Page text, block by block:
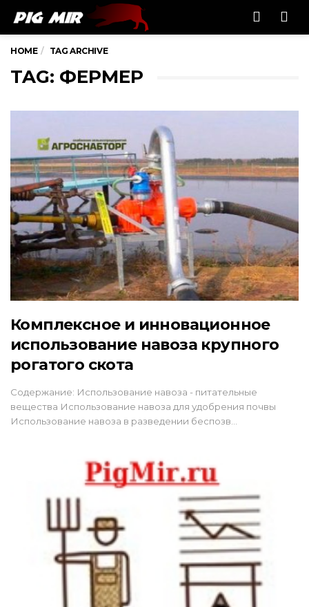
HOME TAG ARCHIVE
TAG: ФЕРМЕР
Комплексное и инновационное
использование навоза крупного
рогатого скота
Содержание: Использование навоза - питательные
вещества Использование навоза для удобрения почвы
Использование навоза в разведении беспозв…